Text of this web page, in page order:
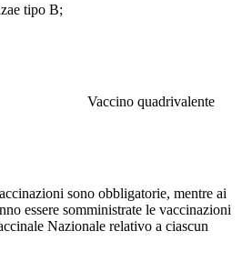
tipo B;
Vaccino quadrivalente
sono obbligatorie, mentre ai
essere somministrate le vaccinazioni
Nazionale relativo a ciascun